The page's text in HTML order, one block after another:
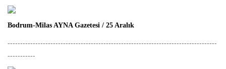
Bodrum-Milas AYNA Gazetesi / 25 Aralık
-----------------------------------------------------------------------------------
-----------